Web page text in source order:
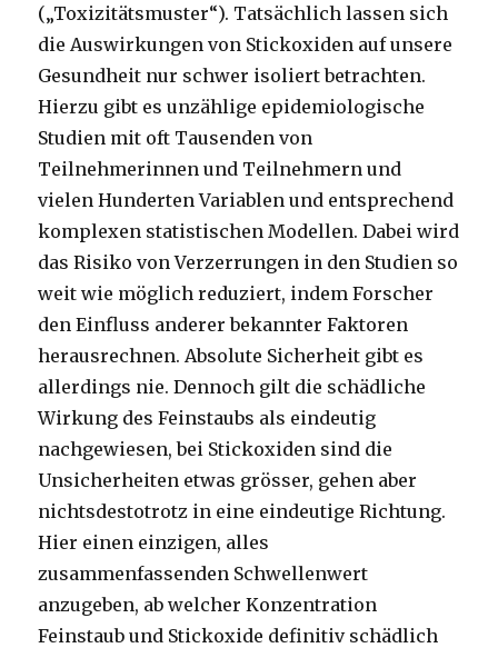
(„Toxizitätsmuster“). Tatsächlich lassen sich
die Auswirkungen von Stickoxiden auf unsere
Gesundheit nur schwer isoliert betrachten.
Hierzu gibt es unzählige epidemiologische
Studien mit oft Tausenden von
Teilnehmerinnen und Teilnehmern und
vielen Hunderten Variablen und entsprechend
komplexen statistischen Modellen. Dabei wird
das Risiko von Verzerrungen in den Studien so
weit wie möglich reduziert, indem Forscher
den Einfluss anderer bekannter Faktoren
herausrechnen. Absolute Sicherheit gibt es
allerdings nie. Dennoch gilt die schädliche
Wirkung des Feinstaubs als eindeutig
nachgewiesen, bei Stickoxiden sind die
Unsicherheiten etwas grösser, gehen aber
nichtsdestotrotz in eine eindeutige Richtung.
Hier einen einzigen, alles
zusammenfassenden Schwellenwert
anzugeben, ab welcher Konzentration
Feinstaub und Stickoxide definitiv schädlich